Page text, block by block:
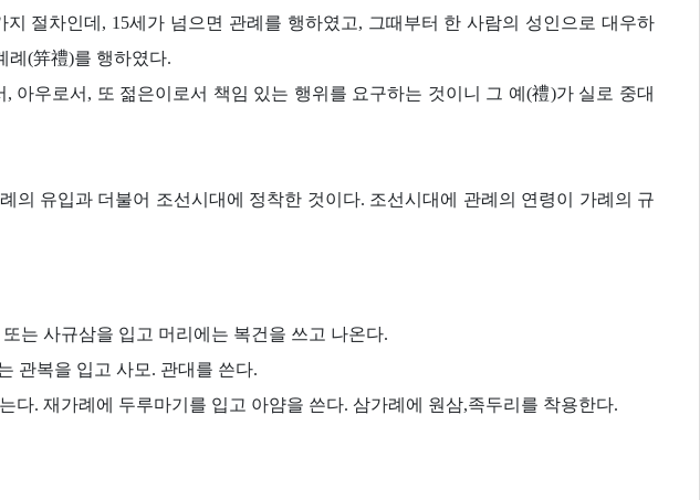
절차인데, 15세가 넘으면 관례를 행하였고, 그때부터 한 사람의 성인으로 대우하
례(笄禮)를 행하였다.
아우로서, 또 젊은이로서 책임 있는 행위를 요구하는 것이니 그 예(禮)가 실로 중대
의 유입과 더불어 조선시대에 정착한 것이다. 조선시대에 관례의 연령이 가례의 규
는 사규삼을 입고 머리에는 복건을 쓰고 나온다.
관복을 입고 사모. 관대를 쓴다.
다. 재가례에 두루마기를 입고 아얌을 쓴다. 삼가례에 원삼,족두리를 착용한다.